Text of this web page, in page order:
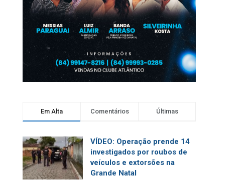
Em Alta Comentários Últimas
VÍDEO: Operação prende 14
investigados por roubos de
veículos e extorsões na
Grande Natal